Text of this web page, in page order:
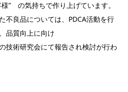
” の気持ちで作り上げています。
不良品については、PDCA活動を行
品質向上に向け
技術研究会にて報告され検討が行わ